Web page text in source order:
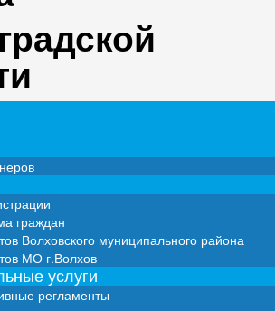
граждан
Волховского муниципального района
МО г.Волхов
услуги
регламенты